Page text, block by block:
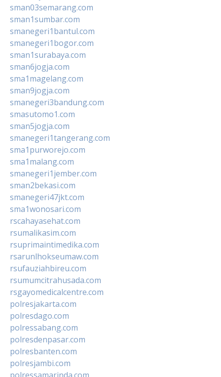
sman03semarang.com
sman1sumbar.com
smanegeri1bantul.com
smanegeri1bogor.com
sman1surabaya.com
sman6jogja.com
sma1magelang.com
sman9jogja.com
smanegeri3bandung.com
smasutomo1.com
sman5jogja.com
smanegeri1tangerang.com
sma1purworejo.com
sma1malang.com
smanegeri1jember.com
sman2bekasi.com
smanegeri47jkt.com
sma1wonosari.com
rscahayasehat.com
rsumalikasim.com
rsuprimaintimedika.com
rsarunlhokseumaw.com
rsufauziahbireu.com
rsumumcitrahusada.com
rsgayomedicalcentre.com
polresjakarta.com
polresdago.com
polressabang.com
polresdenpasar.com
polresbanten.com
polresjambi.com